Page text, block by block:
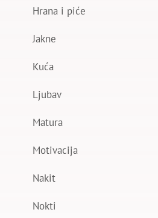
Hrana i piće
Jakne
Kuća
Ljubav
Matura
Motivacija
Nakit
Nokti